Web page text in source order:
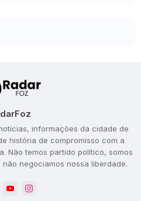
informações da cidade de
história de compromisso com a
Não temos partido político, somos
negociamos nossa liberdade.